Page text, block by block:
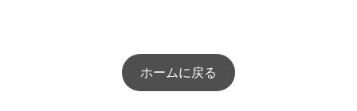
ホームに戻る